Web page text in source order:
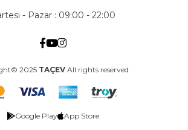
- Pazar : 09:00 - 22:00
2025 TAÇEV All rights reserved.
Google Play App Store